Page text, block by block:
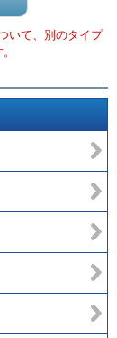
いて、別のタイプ